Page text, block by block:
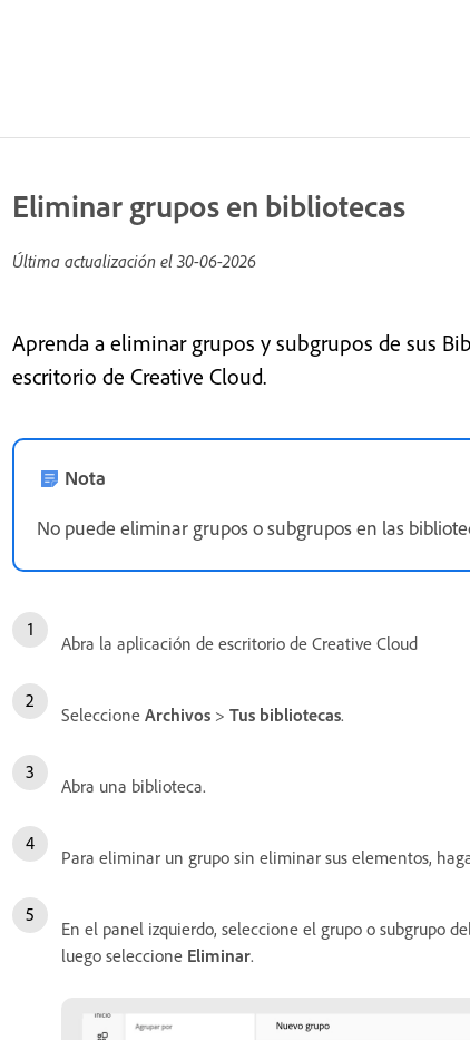
Eliminar grupos en bibliotecas
Última actualización el 30-06-2026
Aprenda a eliminar grupos y subgrupos de sus
escritorio de Creative Cloud.
Nota
No puede eliminar grupos o subgrupos en las
Abra la aplicación de escritorio de Creative Cloud
Seleccione Archivos > Tus bibliotecas.
Abra una biblioteca.
Para eliminar un grupo sin eliminar sus elementos,
En el panel izquierdo, seleccione el grupo o subgrupo
luego seleccione Eliminar.